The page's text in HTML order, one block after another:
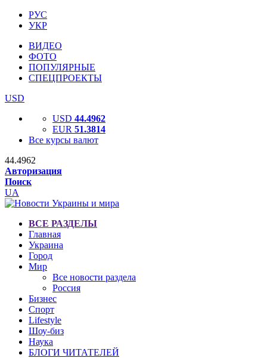
РУС
УКР
ВИДЕО
ФОТО
ПОПУЛЯРНЫЕ
СПЕЦПРОЕКТЫ
USD
USD 44.4962
EUR 51.3814
Все курсы валют
44.4962
Авторизация
Поиск
UA
ВСЕ РАЗДЕЛЫ
Главная
Украина
Город
Мир
Все новости раздела
Россия
Бизнес
Спорт
Lifestyle
Шоу-биз
Наука
БЛОГИ ЧИТАТЕЛЕЙ